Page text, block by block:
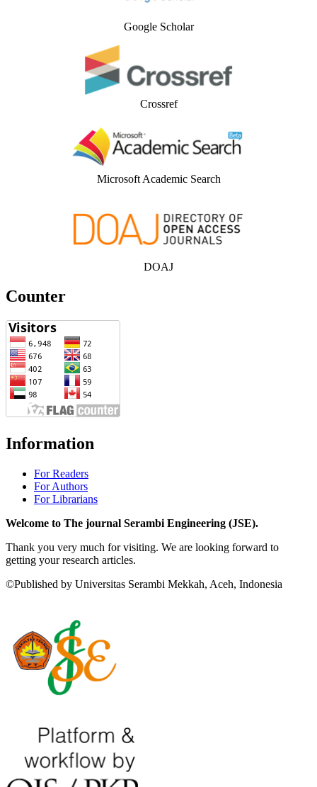
Google Scholar
Crossref
Microsoft Academic Search
DOAJ
Counter
Information
For Readers
For Authors
For Librarians
Welcome to The journal Serambi Engineering (JSE).
Thank you very much for visiting. We are looking forward to
getting your research articles.
©Published by Universitas Serambi Mekkah, Aceh, Indonesia